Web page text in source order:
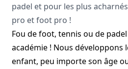
padel et pour les plus
pro et foot pro !
Fou de foot, tennis ou de
académie ! Nous développons
enfant, peu importe son âge